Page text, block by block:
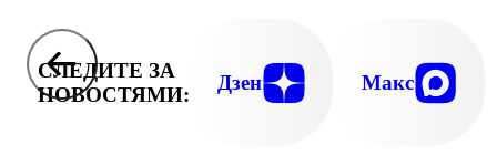
СЛЕДИТЕ ЗА
НОВОСТЯМИ:
Дзен Макс